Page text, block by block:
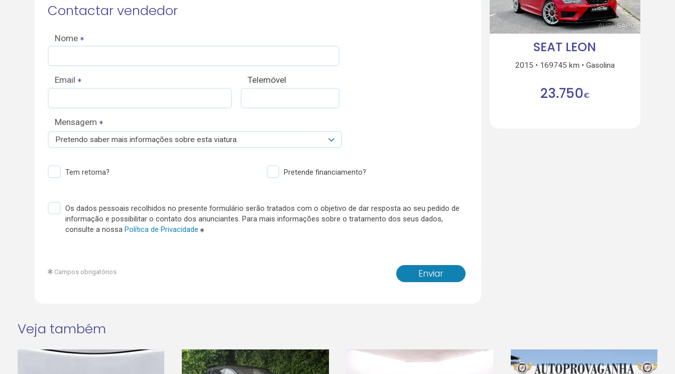
Contactar vendedor
Nome
Email Telemóvel
Mensagem
Pretendo saber mais informações sobre esta viatura.
Tem retoma? Pretende financiamento?
Os dados pessoais recolhidos no presente formulário serão tratados com o objetivo de dar resposta ao seu pedido de
informação e possibilitar o contato dos anunciantes. Para mais informações sobre o tratamento dos seus dados,
consulte a nossa Política de Privacidade
Enviar
Campos obrigatórios
SEAT LEON
2015 169745 km Gasolina
23.750€
Veja também